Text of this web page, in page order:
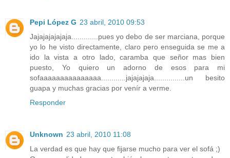
Pepi López G 23 abril, 2010 09:53
Jajajajajajaja.............pues yo debo de ser marciana, porque
yo lo he visto directamente, claro pero enseguida se me a
ido la vista a otro lado, caramba que señor mas bien
puesto, Yo quiero un adorno de esos para mi
sofaaaaaaaaaaaaaaa............jajajajaja...............un besito
guapa y muchas gracias por venír a verme.
Responder
Unknown 23 abril, 2010 11:08
La verdad es que hay que fijarse mucho para ver el sofá ;)